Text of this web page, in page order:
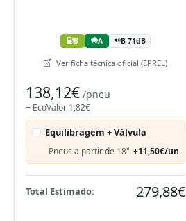
B A B 71dB
Ver ficha técnica oficial (EPREL)
138,12€ /pneu
+ EcoValor 1,82€
Equilibragem + Válvula
Pneus a partir de 18" +11,50€/un
Total Estimado: 279,88€